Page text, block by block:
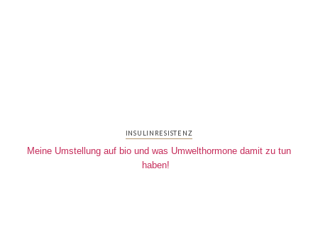
INSULINRESISTENZ
Meine Umstellung auf bio und was Umwelthormone damit zu tun
haben!